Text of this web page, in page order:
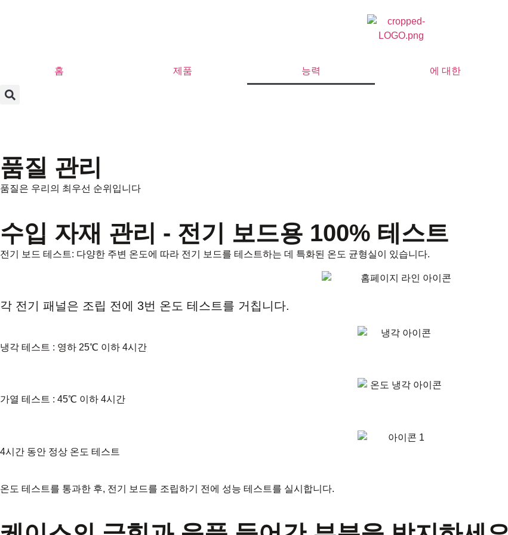
홈 제품 능력 에 대한
품질 관리
품질은 우리의 최우선 순위입니다
수입 자재 관리 - 전기 보드용 100% 테스트
전기 보드 테스트: 다양한 주변 온도에 따라 전기 보드를 테스트하는 데 특화된 온도 균형실이 있습니다.
각 전기 패널은 조립 전에 3번 온도 테스트를 거칩니다.
냉각 테스트 : 영하 25℃ 이하 4시간
가열 테스트 : 45℃ 이하 4시간
4시간 동안 정상 온도 테스트
온도 테스트를 통과한 후, 전기 보드를 조립하기 전에 성능 테스트를 실시합니다.